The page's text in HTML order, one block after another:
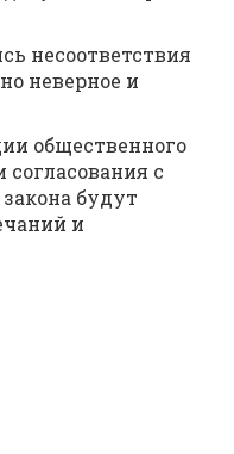
несоответствия
неверное и
общественного
с
будут
и